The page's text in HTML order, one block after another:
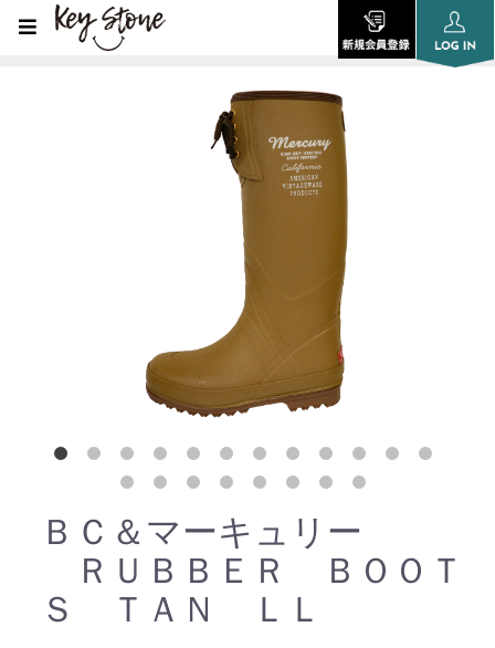
ＢＣ＆マーキュリー
ＲＵＢＢＥＲ ＢＯＯＴ
Ｓ ＴＡＮ ＬＬ